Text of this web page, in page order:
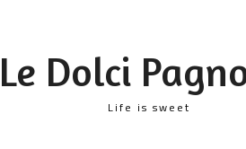
Le Dolci
Life is sweet